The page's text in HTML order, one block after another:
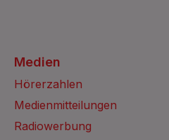
Medien
Hörerzahlen
Medienmitteilungen
Radiowerbung